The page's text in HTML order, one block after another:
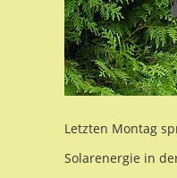
Letzten Montag
Solarenergie in